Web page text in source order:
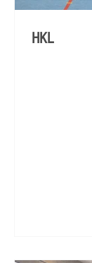
HKL